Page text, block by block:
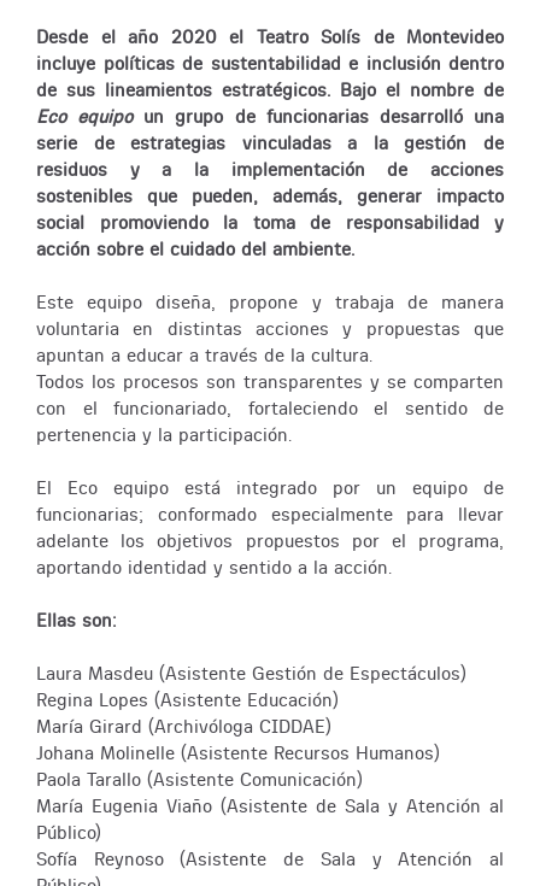
Desde el año 2020 el Teatro Solís de Montevideo
incluye políticas de sustentabilidad e inclusión dentro
de sus lineamientos estratégicos. Bajo el nombre de
Eco equipoun grupo de funcionarias desarrolló una
serie de estrategias vinculadas a la gestión de
residuos y a la implementación de acciones
sostenibles que pueden, además, generar impacto
social promoviendo la toma de responsabilidad y
acción sobre el cuidado del ambiente.
Este equipo diseña, propone y trabaja de manera
voluntaria en distintas acciones y propuestas que
apuntan a educar a través de la cultura.
Todos los procesos son transparentes y se comparten
con el funcionariado, fortaleciendo el sentido de
pertenencia y la participación.
El Eco equipo está integrado por un equipo de
funcionarias; conformado especialmente para llevar
adelante los objetivos propuestos por el programa,
aportando identidad y sentido a la acción.
Ellas son:
Laura Masdeu (Asistente Gestión de Espectáculos)
Regina Lopes (Asistente Educación)
María Girard (Archivóloga CIDDAE)
Johana Molinelle (Asistente Recursos Humanos)
Paola Tarallo (Asistente Comunicación)
María Eugenia Viaño (Asistente de Sala y Atención al
Público)
Sofía Reynoso (Asistente de Sala y Atención al